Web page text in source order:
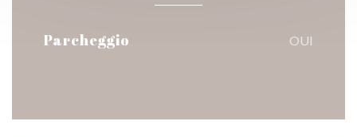
Parcheggio OUI